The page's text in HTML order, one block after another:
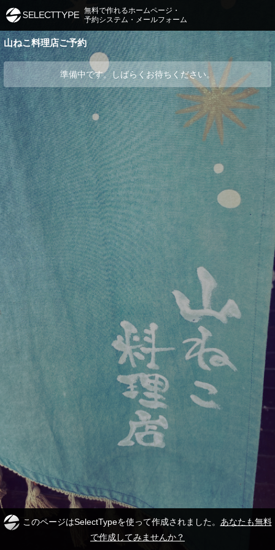
山ねこ料理店ご予約
準備中です。しばらくお待ちください。
無料で作れるホームページ・
予約システム・メールフォーム
このページはSelectTypeを使って作成されました。 あなたも無料
で作成してみませんか？